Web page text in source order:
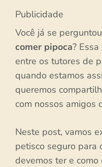
Publicidade
Você já se
comer pipoca?
entre os tutores de
quando estamos
queremos
com nossos amigos
Neste post, vamos
petisco seguro para
devemos ter e